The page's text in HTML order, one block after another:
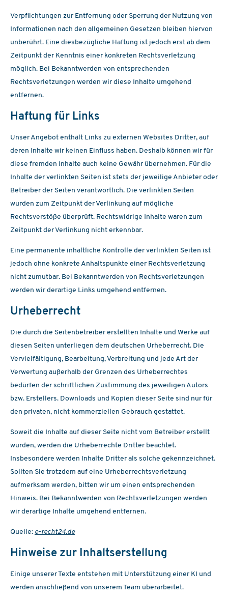
Verpflichtungen zur Entfernung oder Sperrung der Nutzung von
Informationen nach den allgemeinen Gesetzen bleiben hiervon
unberührt. Eine diesbezügliche Haftung ist jedoch erst ab dem
Zeitpunkt der Kenntnis einer konkreten Rechtsverletzung
möglich. Bei Bekanntwerden von entsprechenden
Rechtsverletzungen werden wir diese Inhalte umgehend
entfernen.
Haftung für Links
Unser Angebot enthält Links zu externen Websites Dritter, auf
deren Inhalte wir keinen Einfluss haben. Deshalb können wir für
diese fremden Inhalte auch keine Gewähr übernehmen. Für die
Inhalte der verlinkten Seiten ist stets der jeweilige Anbieter oder
Betreiber der Seiten verantwortlich. Die verlinkten Seiten
wurden zum Zeitpunkt der Verlinkung auf mögliche
Rechtsverstöße überprüft. Rechtswidrige Inhalte waren zum
Zeitpunkt der Verlinkung nicht erkennbar.
Eine permanente inhaltliche Kontrolle der verlinkten Seiten ist
jedoch ohne konkrete Anhaltspunkte einer Rechtsverletzung
nicht zumutbar. Bei Bekanntwerden von Rechtsverletzungen
werden wir derartige Links umgehend entfernen.
Urheberrecht
Die durch die Seitenbetreiber erstellten Inhalte und Werke auf
diesen Seiten unterliegen dem deutschen Urheberrecht. Die
Vervielfältigung, Bearbeitung, Verbreitung und jede Art der
Verwertung außerhalb der Grenzen des Urheberrechtes
bedürfen der schriftlichen Zustimmung des jeweiligen Autors
bzw. Erstellers. Downloads und Kopien dieser Seite sind nur für
den privaten, nicht kommerziellen Gebrauch gestattet.
Soweit die Inhalte auf dieser Seite nicht vom Betreiber erstellt
wurden, werden die Urheberrechte Dritter beachtet.
Insbesondere werden Inhalte Dritter als solche gekennzeichnet.
Sollten Sie trotzdem auf eine Urheberrechtsverletzung
aufmerksam werden, bitten wir um einen entsprechenden
Hinweis. Bei Bekanntwerden von Rechtsverletzungen werden
wir derartige Inhalte umgehend entfernen.
Quelle: e-recht24.de
Hinweise zur Inhaltserstellung
Einige unserer Texte entstehen mit Unterstützung einer KI und
werden anschließend von unserem Team überarbeitet.